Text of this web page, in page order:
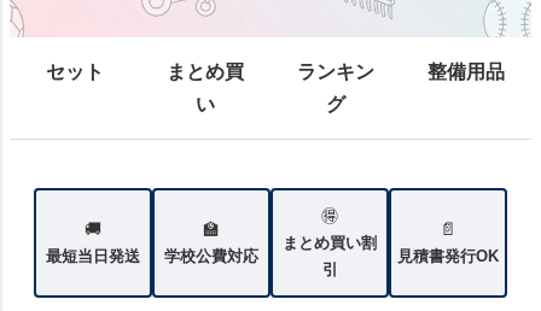
セット
まとめ買
い
ランキン
グ
整備用品
🚚
最短当日発送
🏫
学校公費対応
🉐
まとめ買い割
引
📄
見積書発行OK